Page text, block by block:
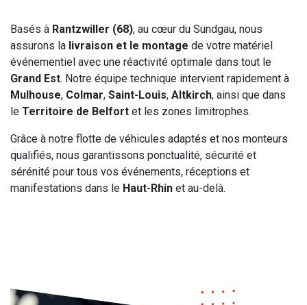
Basés à Rantzwiller (68), au cœur du Sundgau, nous
assurons la livraison et le montage de votre matériel
événementiel avec une réactivité optimale dans tout le
Grand Est. Notre équipe technique intervient rapidement à
Mulhouse, Colmar, Saint-Louis, Altkirch, ainsi que dans
le Territoire de Belfort et les zones limitrophes.
Grâce à notre flotte de véhicules adaptés et nos monteurs
qualifiés, nous garantissons ponctualité, sécurité et
sérénité pour tous vos événements, réceptions et
manifestations dans le Haut-Rhin et au-delà.